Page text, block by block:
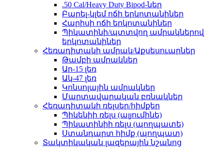
.50 Cal/Heavy Duty Bipod-ներ
Բարել-կլեմ ոճի երկոտանիներ
Հարիսի ոճի երկոտանիներ
Պիկատինի/պտտվող ամրակներով
երկոտանիներ
Հեռադիտակի ամրակ/Աքսեսուարներ
Թամբի ամրակներ
Ար-15 լեռ
Ակ-47 լեռ
Կոնսոլային ամրակներ
Մարտավարական բռնակներ
Հեռադիտակի ռելսեր/հիմքեր
Պիկենիի ռելս (ալյումինե)
Պիկատինիի ռելս (պողպատե)
Ստանդարտ հիմք (պողպատ)
Տակտիկական լազերային նշանոց